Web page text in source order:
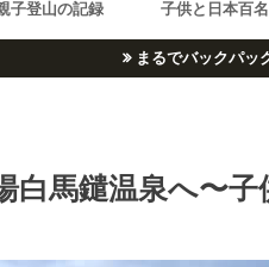
子登山の記録 子供と日本百
まるでバックパッ
白馬鑓温泉へ〜子